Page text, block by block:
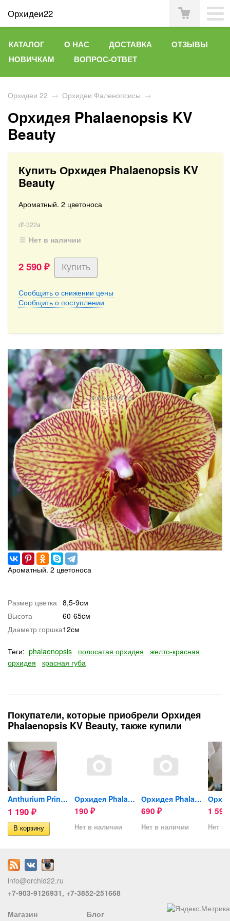
Орхидеи22
КАТАЛОГ О НАС ДОСТАВКА
ОТЗЫВЫ
НОВИЧКАМ
ВОПРОС-ОТВЕТ
Орхидеи 22 → Орхидеи Фаленопсисы →
Орхидея Phalaenopsis KV
Beauty
Купить Орхидея Phalaenopsis KV
Beauty
Ароматный. 2 цветоноса
df-322a
Нет в наличии
2 590 ₽
Сообщить о снижении цены
Сообщить о поступлении
Ароматный. 2 цветоноса
Размер цветка 8,5-9см
Высота
60-65cм
Диаметр горшка12см
Теги: phalaenopsis полосатая орхидея
желто-красная
орхидея
красная губа
Покупатели, которые приобрели Орхидея
Phalaenopsis KV Beauty, также купили
Anthurium Princess Amalia...
1 190 ₽
Орхидея Phalaenopsis...
190 ₽
Нет в наличии
Орхидея Phalaenopsis...
690 ₽
Нет в наличии
1 590
Нет в
info@orchid22.ru
+7-903-9126931, +7-3852-251668
Магазин Блог